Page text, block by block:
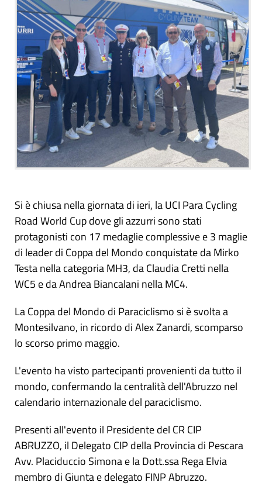
Si è chiusa nella giornata di ieri, la UCI Para Cycling
Road World Cup dove gli azzurri sono stati
protagonisti con 17 medaglie complessive e 3 maglie
di leader di Coppa del Mondo conquistate da Mirko
Testa nella categoria MH3, da Claudia Cretti nella
WC5 e da Andrea Biancalani nella MC4.
La Coppa del Mondo di Paraciclismo si è svolta a
Montesilvano, in ricordo di Alex Zanardi, scomparso
lo scorso primo maggio.
L'evento ha visto partecipanti provenienti da tutto il
mondo, confermando la centralità dell'Abruzzo nel
calendario internazionale del paraciclismo.
Presenti all'evento il Presidente del CR CIP
ABRUZZO, il Delegato CIP della Provincia di Pescara
Avv. Placiduccio Simona e la Dott.ssa Rega Elvia
membro di Giunta e delegato FINP Abruzzo.